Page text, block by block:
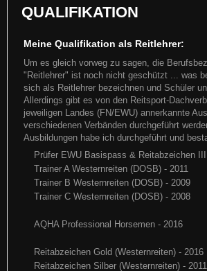
Weiterlesen
EWU 2019 ... das Turnierjahr
AQ-Turnier in Nümbrecht ein Besuch in
fehlen - next Stop "German OPEN": Susanne
QUALIFIKATION
Meine Qualifikation als Reitlehrer:
Um es gleich vorweg zu sagen, die
"Reitlehrer" ist noch nicht geschützt ... was
sich als Reitlehrer bezeichnen und Schüler
Allerdings gibt es von den Reitsport-
jeweiligen Landes (FN/EWU) annerkannte
verschiedenen Verbänden durchgeführt
Ausbildungen habe ich durchgeführt und
Prüfer EWU Basispass & Reitabzeichen
Trainer A Westernreiten (DOSB) - 2011
Trainer B Westernreiten (DOSB) - 2009
Trainer C Westernreiten (DOSB) - 2008
AQHA Professional Horsemen - 2016
Reitabzeichen Gold (Westernreiten) - 2016
Reitabzeichen Silber (Westernreiten) - 2011